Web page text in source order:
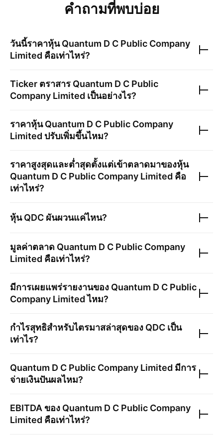
คำถามที่พบบ่อย
วันนี้ราคาหุ้นQuantum D C Public Company
Limited คือเท่าไหร่?
Ticker ตราสาร Quantum D C Public
Company Limited เป็นอย่างไร?
ราคาหุ้นQuantum D C Public Company
Limited ปรับเพิ่มขึ้นไหม?
ราคาสูงสุดและต่ำสุดตั้งแต่เข้าตลาดมาของหุ้น
Quantum D C Public Company Limited คือ
เท่าไหร่?
หุ้นQDC ผันผวนแค่ไหน?
มูลค่าตลาด Quantum D C Public Company
Limited คือเท่าไหร่?
มีการเผยแพร่รายงานของ Quantum D C Public
Company Limitedไหม?
กำไรสุทธิสำหรับไตรมาสล่าสุดของ QDC เป็น
เท่าไร?
Quantum D C Public Company Limited มีการ
จ่ายเงินปันผลไหม?
EBITDA ของ Quantum D C Public Company
Limited คือเท่าไหร่?